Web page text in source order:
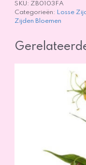
SKU: ZB0103FA
Categorieën: Losse
Zijden Bloemen